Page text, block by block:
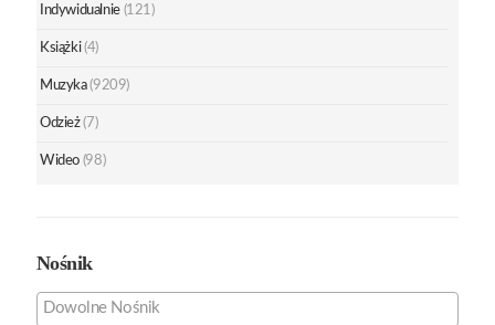
Indywidualnie (121)
Książki (4)
Muzyka (9209)
Odzież (7)
Wideo (98)
Nośnik